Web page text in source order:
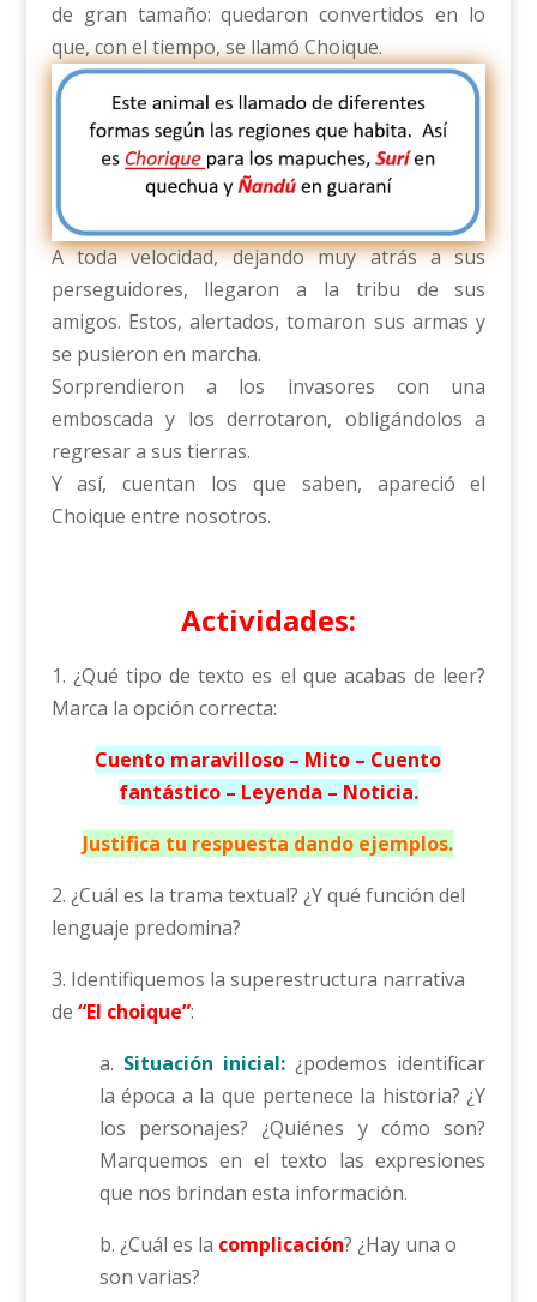
de gran tamaño: quedaron convertidos en lo
que, con el tiempo, se llamó Choique.
A toda velocidad, dejando muy atrás a sus
perseguidores, llegaron a la tribu de sus
amigos. Estos, alertados, tomaron sus armas y
se pusieron en marcha.
Sorprendieron a los invasores con una
emboscada y los derrotaron, obligándolos a
regresar a sus tierras.
Y así, cuentan los que saben, apareció el
Choique entre nosotros.
Actividades:
1. ¿Qué tipo de texto es el que acabas de leer?
Marca la opción correcta:
Cuento maravilloso – Mito – Cuento
fantástico – Leyenda – Noticia.
Justifica tu respuesta dando ejemplos.
2. ¿Cuál es la trama textual? ¿Y qué función del
lenguaje predomina?
3. Identifiquemos la superestructura narrativa
de “El choique”:
a. Situación inicial: ¿podemos identificar
la época a la que pertenece la historia? ¿Y
los personajes? ¿Quiénes y cómo son?
Marquemos en el texto las expresiones
que nos brindan esta información.
b. ¿Cuál es la complicación? ¿Hay una o
son varias?